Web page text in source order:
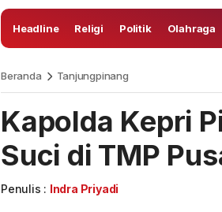
Headline Religi Politik Olahraga
Beranda Tanjungpinang
Kapolda Kepri
Suci di TMP
Penulis : Indra Priyadi